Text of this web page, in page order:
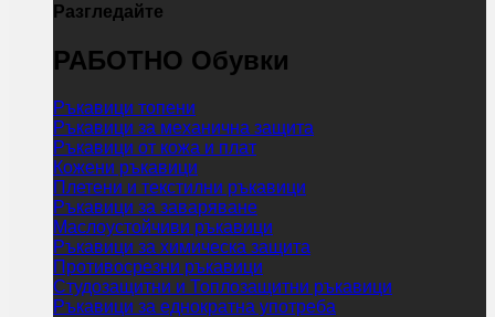
Разгледайте
РАБОТНО Обувки
Ръкавици топени
Ръкавици за механична защита
Ръкавици от кожа и плат
Кожени ръкавици
Плетени и текстилни ръкавици
Ръкавици за заваряване
Маслоустойчиви ръкавици
Ръкавици за химическа защита
Противосрезни ръкавици
Студозащитни и Топлозащитни ръкавици
Ръкавици за еднократна употреба